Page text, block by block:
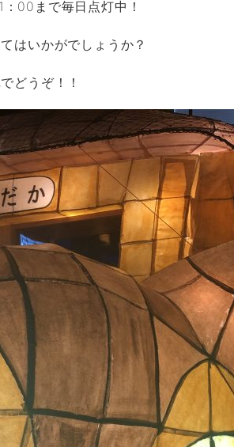
00まで毎日点灯中！
はいかがでしょうか？
どうぞ！！